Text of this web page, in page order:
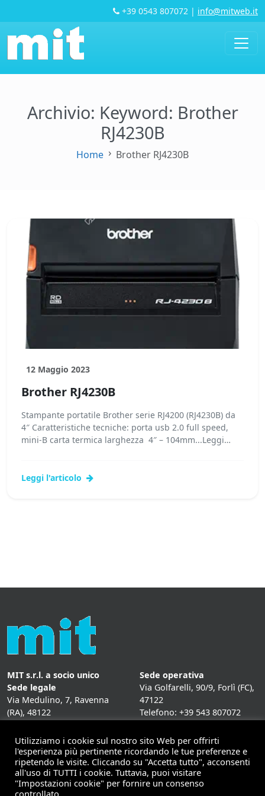
+39 0543 807072 | info@mitweb.it
Archivio: Keyword: Brother
RJ4230B
Home Brother RJ4230B
12 Maggio 2023
Brother RJ4230B
Stampante portatile Brother serie RJ4200 (RJ4230B) da
4″ Caratteristiche tecniche: porta usb 2.0 full speed,
mini-B carta termica larghezza 4″ – 104mm...Leggi
Leggi l'articolo
MIT s.r.l. a socio unico
Sede legale
Via Medulino, 7, Ravenna
(RA), 48122
Sede operativa
Via Golfarelli, 90/9, Forlì (FC),
47122
Telefono: +39 543 807072
Mail: info@mitweb.it
INFORMATIVE
Privacy Policy
Cookie Policy
Utilizziamo i cookie sul nostro sito Web per offrirti
l'esperienza più pertinente ricordando le tue preferenze e
ripetendo le visite. Cliccando su "Accetta tutto", acconsenti
all'uso di TUTTI i cookie. Tuttavia, puoi visitare
"Impostazioni cookie" per fornire un consenso
controllato.